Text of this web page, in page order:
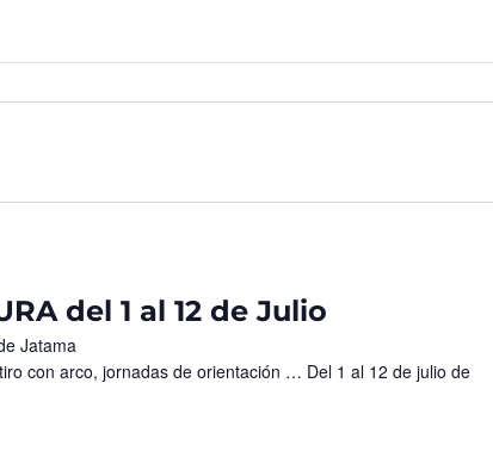
del 1 al 12 de Julio
Jatama
con arco, jornadas de orientación … Del 1 al 12 de julio de